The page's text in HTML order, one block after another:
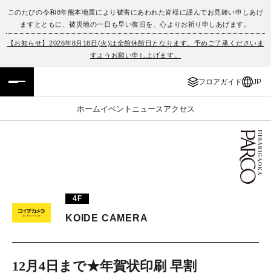
このたびの令和8年熊本地震により被害にあわれた皆様に謹んでお見舞い申しあげ
ますとともに、被災地の一日も早い復旧を、心よりお祈り申しあげます。
【お知らせ】2026年8月18日(火)は全館休館日となります。予めご了承くださいま
すようお願い申し上げます。
フロアガイド JP
ホームイベント ニュース アクセス
フロアガイド
イベント・ポップアップ
ニュース
PARCOメンバーズ
ENGLISH
簡体字
한국어
4F
KOIDE CAMERA
12月4日まで★年賀状印刷 早割